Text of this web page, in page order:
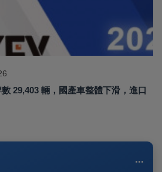
29,403 輛，國產車整體下滑，進口
...